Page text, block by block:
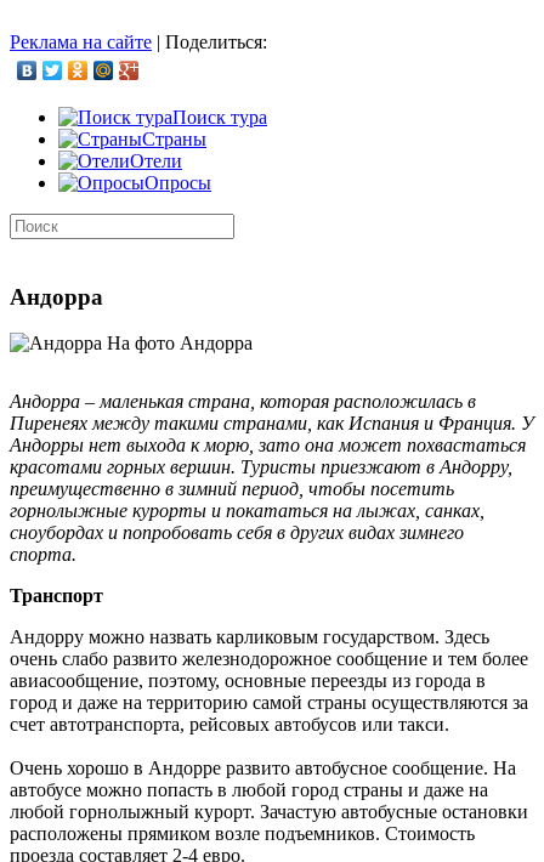
Реклама на сайте | Поделиться:
Поиск тура
Страны
Отели
Опросы
Андорра
На фото Андорра
Андорра – маленькая страна, которая расположилась в
Пиренеях между такими странами, как Испания и Франция. У
Андорры нет выхода к морю, зато она может похвастаться
красотами горных вершин. Туристы приезжают в Андорру,
преимущественно в зимний период, чтобы посетить
горнолыжные курорты и покататься на лыжах, санках,
сноубордах и попробовать себя в других видах зимнего
спорта.
Транспорт
Андорру можно назвать карликовым государством. Здесь
очень слабо развито железнодорожное сообщение и тем более
авиасообщение, поэтому, основные переезды из города в
город и даже на территорию самой страны осуществляются за
счет автотранспорта, рейсовых автобусов или такси.
Очень хорошо в Андорре развито автобусное сообщение. На
автобусе можно попасть в любой город страны и даже на
любой горнолыжный курорт. Зачастую автобусные остановки
расположены прямиком возле подъемников. Стоимость
проезда составляет 2-4 евро.